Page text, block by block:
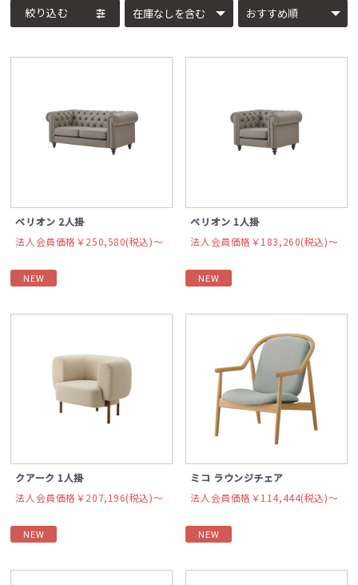
絞り込む
ベリオン 2人掛
法人会員価格￥250,580(税込)〜
NEW
ベリオン 1人掛
法人会員価格￥183,260(税込)〜
NEW
クアーク 1人掛
法人会員価格￥207,196(税込)〜
NEW
ミコ ラウンジチェア
法人会員価格￥114,444(税込)〜
NEW